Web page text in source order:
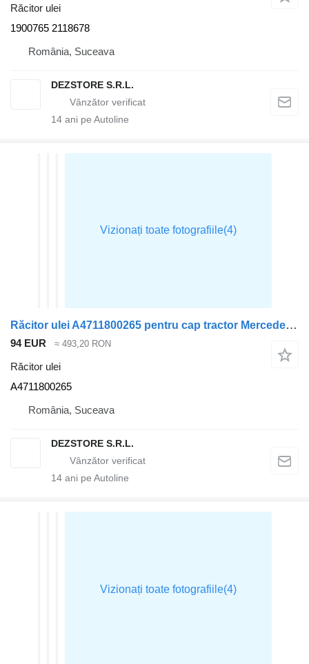
Răcitor ulei
1900765 2118678
România, Suceava
DEZSTORE S.R.L.
14 ani pe Autoline
Răcitor ulei A4711800265 pentru cap tractor Mercedes-Benz ACTROS MP4
94 EUR ≈ 493,20 RON
Răcitor ulei
A4711800265
România, Suceava
DEZSTORE S.R.L.
14 ani pe Autoline